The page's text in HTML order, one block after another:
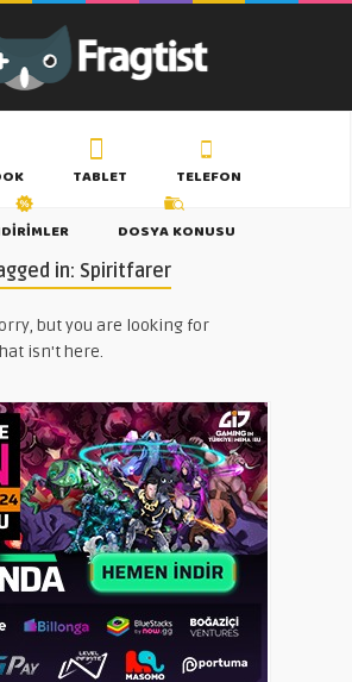
TABLET
TELEFON
DOSYA KONUSU
in: Spiritfarer
but you are looking for
isn't here.